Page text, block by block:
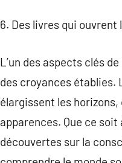
6. Des livres qui ouvrent
L’un des aspects clés
des croyances établies.
élargissent les
apparences. Que ce
découvertes sur la